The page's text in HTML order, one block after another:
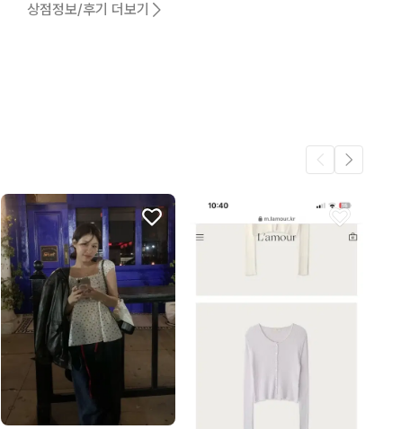
1
상점정보/후기 더보기